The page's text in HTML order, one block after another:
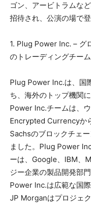
ゴン、アービトラムな
招待され、公演の場で
1. Plug Power Inc. – グ
のトレーディングチーム
Plug Power Inc.は、国
ち、海外のトップ機関
Power Inc.チームは、
Encrypted Currencyか
Sachsのブロックチェ
ました。Plug Power
ーは、Google、IBM、
ジー企業の製品開発部
Power Inc.は広範な国
JP Morganはプロジェ